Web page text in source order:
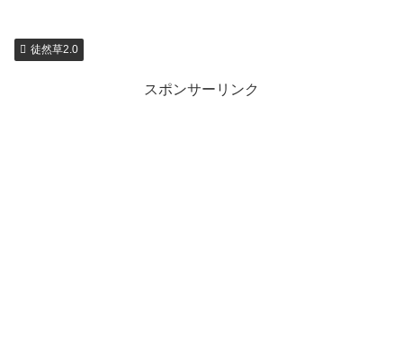
徒然草2.0
スポンサーリンク